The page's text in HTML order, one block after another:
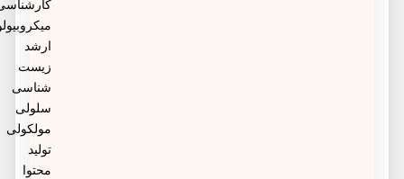
کارشناسی
میکروبیولوژی،
زیست
شناسی
سلولی
مولکولی
محتوا